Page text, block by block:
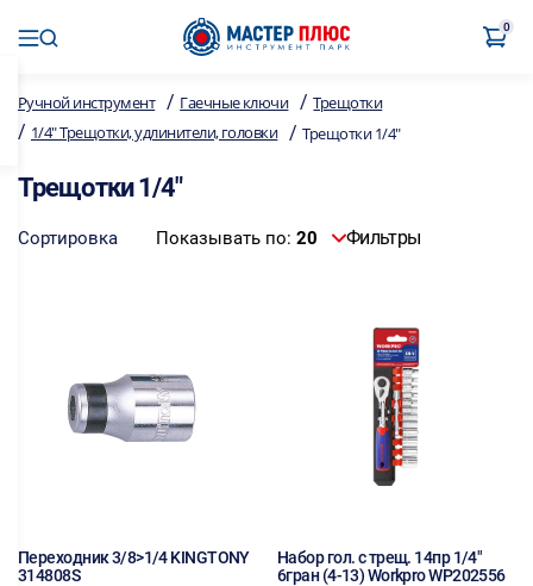
0
Ручной инструмент / Гаечные ключи /Трещотки
/ 1/4" Трещотки, удлинители, головки /Трещотки 1/4"
Трещотки 1/4"
Сортировка Показывать по: 20 Фильтры
Переходник 3/8>1/4 KINGTONY
314808S
Набор гол. с трещ. 14пр 1/4"
6гран (4-13) Workpro WP202556